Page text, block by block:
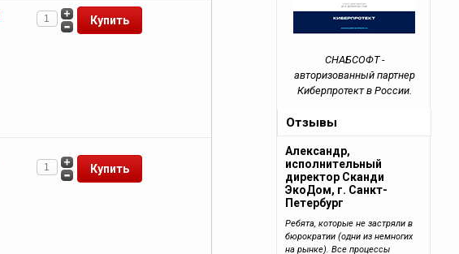
СНАБСОФТ -
авторизованный партнер
Киберпротект в России.
Отзывы
Александр,
исполнительный
директор Сканди
ЭкоДом, г. Санкт-
Петербург
Ребята, которые не застряли в
бюрократии (одни из немногих
на рынке). Все процессы